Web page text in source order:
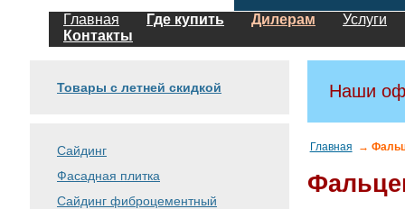
Главная Где купить Дилерам
Услуги
Контакты
Товары с летней скидкой
Сайдинг
Фасадная плитка
Сайдинг фиброцементный
Наши
Главная →